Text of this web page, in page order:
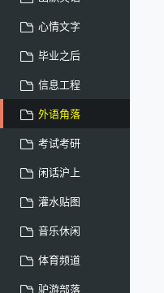
心情文字
毕业之后
信息工程
外语角落
考试考研
闲话沪上
灌水贴图
音乐休闲
体育频道
驴游部落